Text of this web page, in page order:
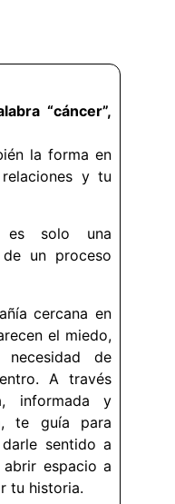
“cáncer”,
la forma en
y tu
solo una
un proceso
cercana en
el miedo,
de
A través
informada y
te guía para
sentido a
espacio a
tu historia.